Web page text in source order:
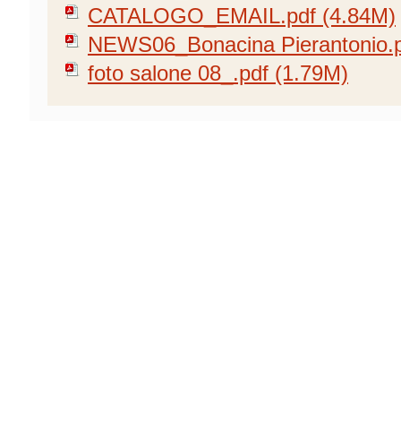
CATALOGO_EMAIL.pdf (4.84M)
NEWS06_Bonacina
foto salone 08_.pdf (1.79M)